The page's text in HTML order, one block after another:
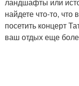
найдете что-то, что
посетить концерт
ваш отдых еще